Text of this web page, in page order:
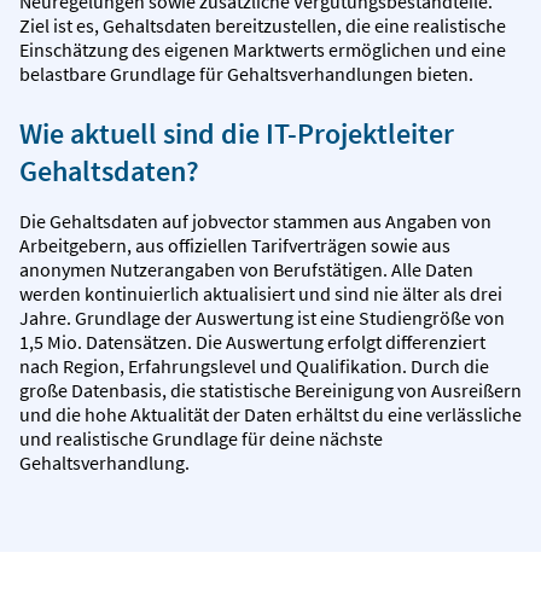
Ziel ist es, Gehaltsdaten bereitzustellen, die eine realistische
Einschätzung des eigenen Marktwerts ermöglichen und eine
belastbare Grundlage für Gehaltsverhandlungen bieten.
Wie aktuell sind die IT-Projektleiter
Gehaltsdaten?
Die Gehaltsdaten auf jobvector stammen aus Angaben von
Arbeitgebern, aus offiziellen Tarifverträgen sowie aus
anonymen Nutzerangaben von Berufstätigen. Alle Daten
werden kontinuierlich aktualisiert und sind nie älter als drei
Jahre. Grundlage der Auswertung ist eine Studiengröße von
1,5 Mio. Datensätzen. Die Auswertung erfolgt differenziert
nach Region, Erfahrungslevel und Qualifikation. Durch die
große Datenbasis, die statistische Bereinigung von Ausreißern
und die hohe Aktualität der Daten erhältst du eine verlässliche
und realistische Grundlage für deine nächste
Gehaltsverhandlung.